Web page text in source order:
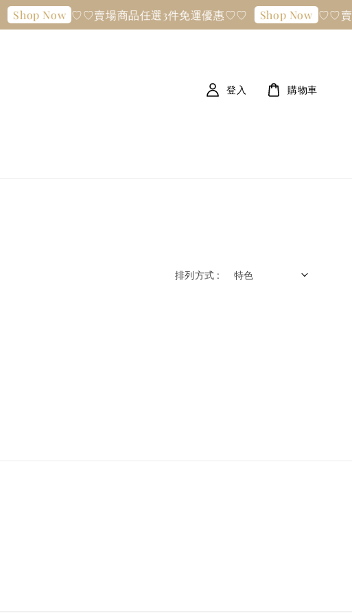
Shop Now ♡♡賣場商品任選3件免運優惠♡♡ Shop Now ♡♡賣
登入 購物車
排列方式 :